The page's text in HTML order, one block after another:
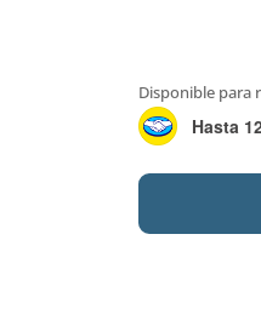
Disponible para
Hasta
PEIRANO
100C